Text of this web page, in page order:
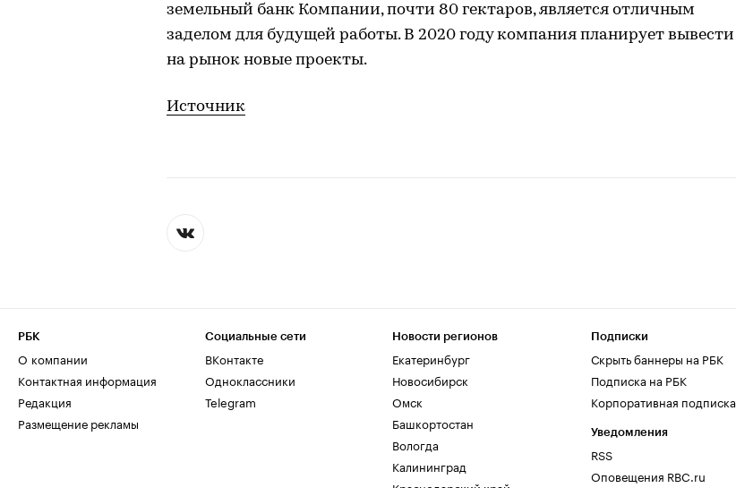
земельный банк Компании, почти 80 гектаров, является отличным
заделом для будущей работы. В 2020 году компания планирует вывести
на рынок новые проекты.
Источник
РБК
О компании
Контактная информация
Редакция
Размещение рекламы
Социальные сети
ВКонтакте
Одноклассники
Telegram
Новости регионов
Екатеринбург
Новосибирск
Омск
Башкортостан
Вологда
Калининград
Подписки
Скрыть баннеры на РБК
Подписка на РБК
Корпоративная подписка
Уведомления
RSS
Оповещения RBC.ru